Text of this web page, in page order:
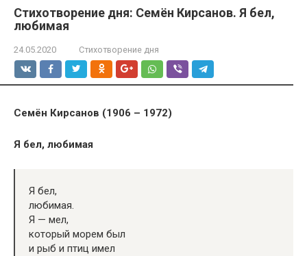
Стихотворение дня: Семён Кирсанов. Я бел,
любимая
24.05.2020 Стихотворение дня
Семён Кирсанов (1906 – 1972)
Я бел, любимая
Я бел,
любимая.
Я — мел,
который морем был
и рыб и птиц имел